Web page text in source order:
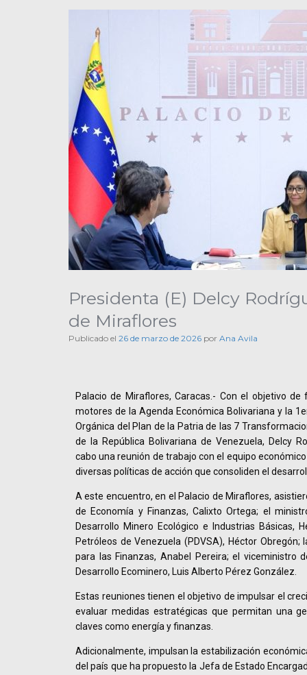
Presidenta (E) Delcy
de Miraflores
Publicado el 26 de marzo de 2026 por Ana Avila
Palacio de Miraflores, Caracas.- Con el objetivo
motores de la Agenda Económica Bolivariana y la
Orgánica del Plan de la Patria de las 7
de la República Bolivariana de Venezuela, Delcy
cabo una reunión de trabajo con el equipo
diversas políticas de acción que consoliden el
A este encuentro, en el Palacio de Miraflores,
de Economía y Finanzas, Calixto Ortega; el
Desarrollo Minero Ecológico e Industrias Básicas,
Petróleos de Venezuela (PDVSA), Héctor
para las Finanzas, Anabel Pereira; el viceministro
Desarrollo Ecominero, Luis Alberto Pérez González.
Estas reuniones tienen el objetivo de impulsar el
evaluar medidas estratégicas que permitan una
claves como energía y finanzas.
Adicionalmente, impulsan la estabilización
del país que ha propuesto la Jefa de Estado